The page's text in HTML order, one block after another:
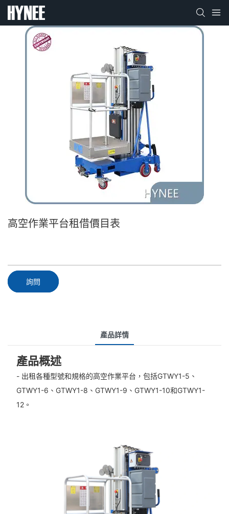
高空作業平台租借價目表
詢問
產品詳情
產品概述
- 出租各種型號和規格的高空作業平台，包括GTWY1-5、
GTWY1-6、GTWY1-8、GTWY1-9、GTWY1-10和GTWY1-
12。